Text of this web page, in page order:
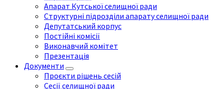
Апарат Кутської селищної ради
Структурні підрозділи апарату селищної ради
Депутатський корпус
Постійні комісії
Виконавчий комітет
Презентація
Документи
Проєкти рішень сесій
Сесії селищної ради